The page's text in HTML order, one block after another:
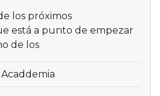
los próximos
está a punto de empezar
de los
Acaddemia